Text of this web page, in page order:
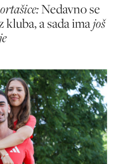
Nedavno se
kluba, a sada imajoš